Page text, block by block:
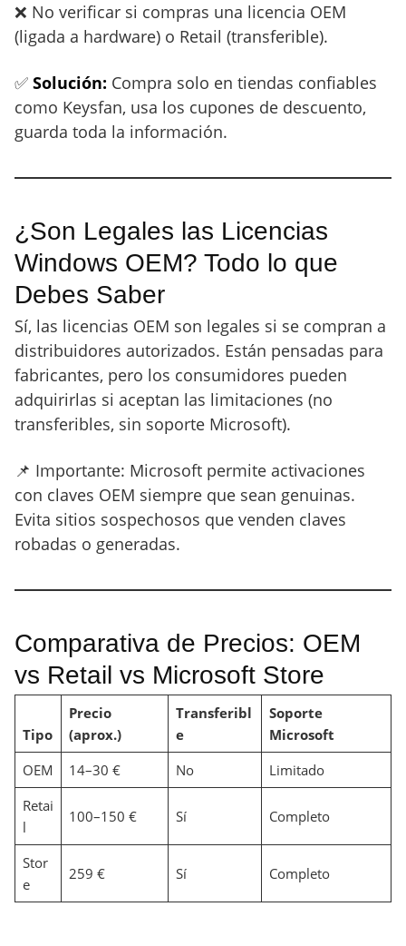
❌ No verificar si compras una licencia OEM
(ligada a hardware) o Retail (transferible).
✅ Solución: Compra solo en tiendas confiables
como Keysfan, usa los cupones de descuento,
guarda toda la información.
¿Son Legales las Licencias
Windows OEM? Todo lo que
Debes Saber
Sí, las licencias OEM son legales si se compran a
distribuidores autorizados. Están pensadas para
fabricantes, pero los consumidores pueden
adquirirlas si aceptan las limitaciones (no
transferibles, sin soporte Microsoft).
📌 Importante: Microsoft permite activaciones
con claves OEM siempre que sean genuinas.
Evita sitios sospechosos que venden claves
robadas o generadas.
Comparativa de Precios: OEM
vs Retail vs Microsoft Store
Tipo
Precio
(aprox.)
Transferibl
e
Soporte
Microsoft
OEM
14–30 € No
Limitado
Retai
l
100–150 € Sí Completo
Stor
e
259 € Sí Completo